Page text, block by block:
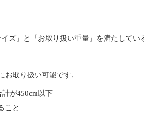
ズ」と「お取り扱い重量」を満たしてい
お取り扱い可能です。
が450cm以下
こと